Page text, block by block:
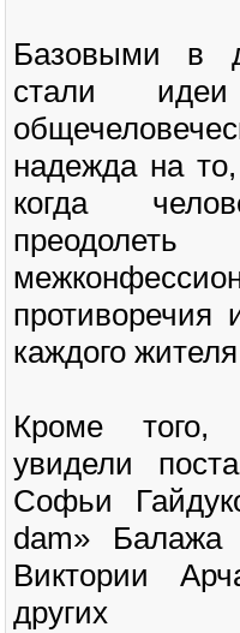
Базовыми в
стали
надежда на
когда
преодолеть
каждого
Кроме того,
увидели
Софьи
dam» Балажа
Виктории
других